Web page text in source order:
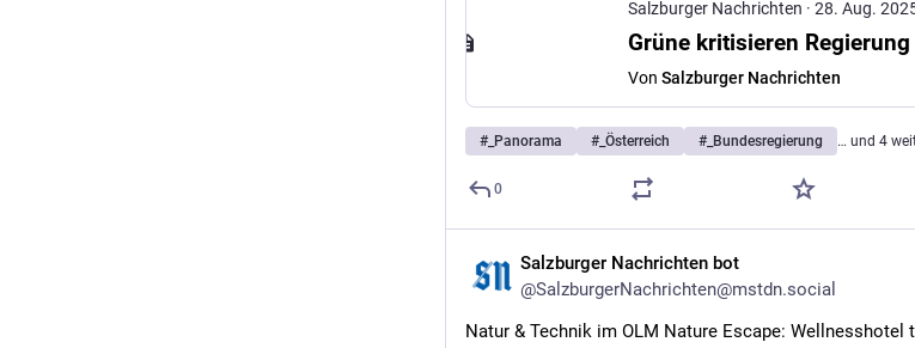
Salzburger Nachrichten · 28. Aug.
Von Salzburger Nachrichten
# _Panorama # _Österreich # _Bundesregierung … und 4
0
Salzburger Nachrichten bot
@SalzburgerNachrichten@mstdn.social
Natur & Technik im OLM Nature Escape: